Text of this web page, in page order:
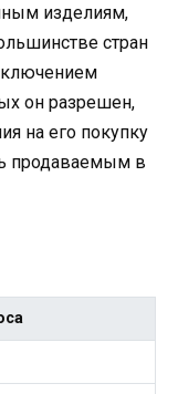
изделиям,
стран
он разрешен,
на его покупку
продаваемым в